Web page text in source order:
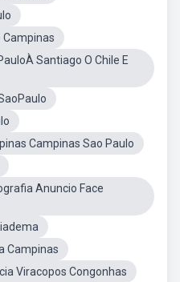
Campinas
Santiago O Chile E
Campinas Sao Paulo
Anuncio Face
Campinas
Viracopos Congonhas